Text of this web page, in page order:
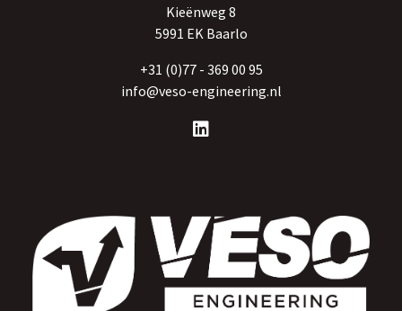
Kieënweg 8
5991 EK Baarlo
+31 (0)77 - 369 00 95
info@veso-engineering.nl